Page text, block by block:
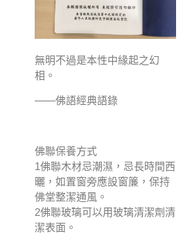
無明不過是本性中緣起之幻
相。
——佛語經典語錄
佛聯保養方式
1佛聯木材忌潮濕，忌長時間西
曬，如置窗旁應設窗簾，保持
佛堂整潔通風。
2佛聯玻璃可以用玻璃清潔劑清
潔表面。